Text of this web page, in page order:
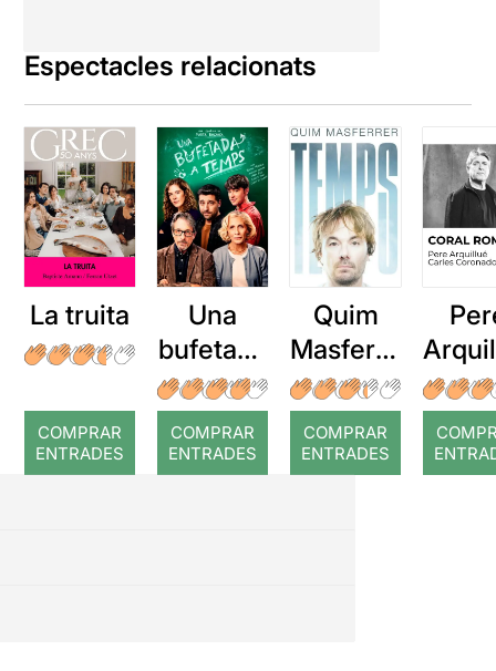
Espectacles relacionats
La truita
COMPRAR
ENTRADES
Una
bufetada
a temps
COMPRAR
ENTRADES
Quim
Masferre
r: Temps
COMPRAR
ENTRADES
: